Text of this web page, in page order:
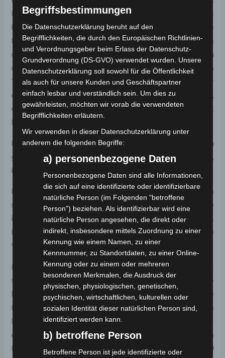
Dieses außergewöhnliche Fahrzeug ist mit einem
beeindruckenden Dual-Motor ausgestattet, der eine
Leistung von4,0 kW (2 x 2,0 kW)erzeugt. Sie haben
die Wahl zwischen zwei Homologationen –45 km/h
oder25 km/h. DasElektro-Dreiradist für den
Transport von zwei Personen zugelassen und daher
eine ideale Lösung für diverse Nutzergruppen,
einschließlich älterer Fahrer und Menschen mit
Behinderungen.
Für die Variante mit einer Homologation von
25 km/h
gilt: Fahrer, die vor dem 1. April 1965 geboren wurden,
benötigen keine zusätzliche Prüfbescheinigung.
Ein bemerkenswertes Merkmal, das dasCP-7von
seinem Vorgänger, demCP-3, abgrenzt, ist die
bewegliche Achse anstelle der bisher starren Achse.
Diese innovative Konstruktion bietet zusätzliche
Wendigkeit und Fahrkomfort.
Eine weitere herausragende Eigenschaft des
ist
seine fortschrittliche Energiequelle:Lithium-Ionen-
Batterien, die eine zuverlässige und effiziente
Energieversorgung sicherstellen. Diese Batterien
können entweder im Fahrzeug aufgeladen oder
einzeln entnommen und an einer herkömmlichen
Haushaltssteckdose geladen werden. Die
225/40-10
Begriffsbestimmungen
Die Datenschutzerklärung beruht auf den
Begrifflichkeiten, die durch den Europäischen Richtlinien-
und Verordnungsgeber beim Erlass der Datenschutz-
Grundverordnung (DS-GVO) verwendet wurden. Unsere
Datenschutzerklärung soll sowohl für die Öffentlichkeit
als auch für unsere Kunden und Geschäftspartner
einfach lesbar und verständlich sein. Um dies zu
gewährleisten, möchten wir vorab die verwendeten
Begrifflichkeiten erläutern.
Wir verwenden in dieser Datenschutzerklärung unter
anderem die folgenden Begriffe:
a) personenbezogene Daten
Personenbezogene Daten sind alle Informationen,
die sich auf eine identifizierte oder identifizierbare
natürliche Person (im Folgenden "betroffene
Person") beziehen. Als identifizierbar wird eine
natürliche Person angesehen, die direkt oder
indirekt, insbesondere mittels Zuordnung zu einer
Kennung wie einem Namen, zu einer
Kennnummer, zu Standortdaten, zu einer Online-
Kennung oder zu einem oder mehreren
besonderen Merkmalen, die Ausdruck der
physischen, physiologischen, genetischen,
psychischen, wirtschaftlichen, kulturellen oder
sozialen Identität dieser natürlichen Person sind,
identifiziert werden kann.
b) betroffene Person
Betroffene Person ist jede identifizierte oder